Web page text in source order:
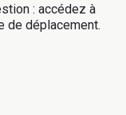
: accédez à
de déplacement.